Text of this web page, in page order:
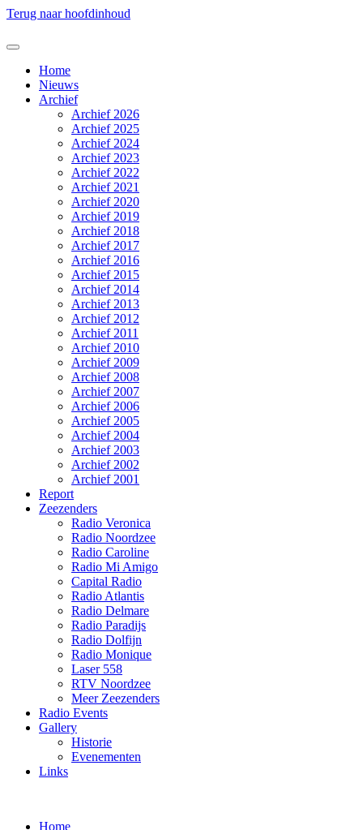
Terug naar hoofdinhoud
Home
Nieuws
Archief
Archief 2026
Archief 2025
Archief 2024
Archief 2023
Archief 2022
Archief 2021
Archief 2020
Archief 2019
Archief 2018
Archief 2017
Archief 2016
Archief 2015
Archief 2014
Archief 2013
Archief 2012
Archief 2011
Archief 2010
Archief 2009
Archief 2008
Archief 2007
Archief 2006
Archief 2005
Archief 2004
Archief 2003
Archief 2002
Archief 2001
Report
Zeezenders
Radio Veronica
Radio Noordzee
Radio Caroline
Radio Mi Amigo
Capital Radio
Radio Atlantis
Radio Delmare
Radio Paradijs
Radio Dolfijn
Radio Monique
Laser 558
RTV Noordzee
Meer Zeezenders
Radio Events
Gallery
Historie
Evenementen
Links
Home